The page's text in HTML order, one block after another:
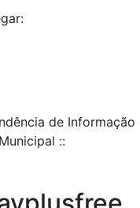
de Informação
::